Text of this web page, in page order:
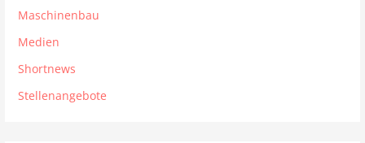
Maschinenbau
Medien
Shortnews
Stellenangebote